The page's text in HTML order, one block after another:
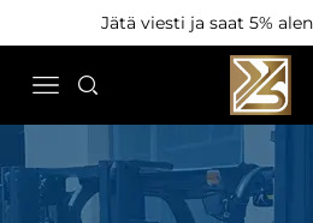
Jätä viesti ja saat 5%